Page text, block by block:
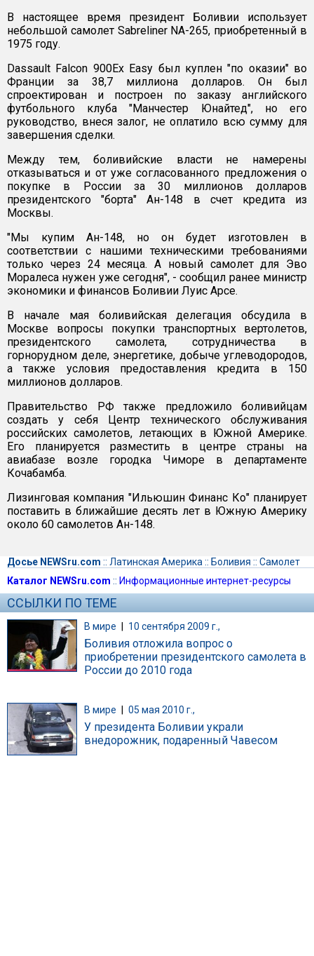
В настоящее время президент Боливии использует
небольшой самолет Sabreliner NA-265, приобретенный в
1975 году.
Dassault Falcon 900Ex Easy был куплен "по оказии" во
Франции за 38,7 миллиона долларов. Он был
спроектирован и построен по заказу английского
футбольного клуба "Манчестер Юнайтед", но его
руководство, внеся залог, не оплатило всю сумму для
завершения сделки.
Между тем, боливийские власти не намерены
отказываться и от уже согласованного предложения о
покупке в России за 30 миллионов долларов
президентского "борта" Ан-148 в счет кредита из
Москвы.
"Мы купим Ан-148, но он будет изготовлен в
соответствии с нашими техническими требованиями
только через 24 месяца. А новый самолет для Эво
Моралеса нужен уже сегодня", - сообщил ранее министр
экономики и финансов Боливии Луис Арсе.
В начале мая боливийская делегация обсудила в
Москве вопросы покупки транспортных вертолетов,
президентского самолета, сотрудничества в
горнорудном деле, энергетике, добыче углеводородов,
а также условия предоставления кредита в 150
миллионов долларов.
Правительство РФ также предложило боливийцам
создать у себя Центр технического обслуживания
российских самолетов, летающих в Южной Америке.
Его планируется разместить в центре страны на
авиабазе возле городка Чиморе в департаменте
Кочабамба.
Лизинговая компания "Ильюшин Финанс Ко" планирует
поставить в ближайшие десять лет в Южную Америку
около 60 самолетов Ан-148.
Досье NEWSru.com :: Латинская Америка :: Боливия :: Самолет
Каталог NEWSru.com :: Информационные интернет-ресурсы
ССЫЛКИ ПО ТЕМЕ
В мире | 10 сентября 2009 г.,
Боливия отложила вопрос о
приобретении президентского самолета в
России до 2010 года
В мире 05 мая 2010 г.,
У президента Боливии украли
внедорожник, подаренный Чавесом